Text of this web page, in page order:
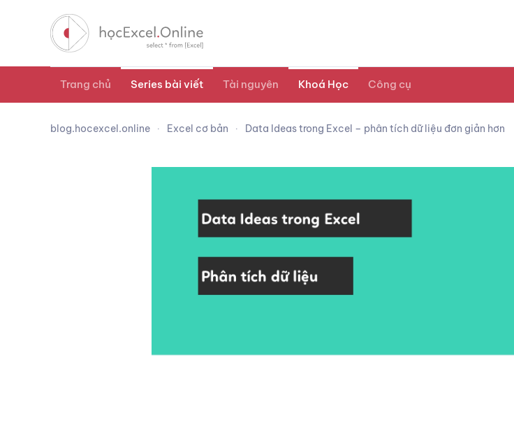
Trang chủ Series bài viết Tài nguyên Khoá Học Công cụ
blog.hocexcel.online Excel cơ bản Data Ideas trong Excel – phân tích dữ liệu đơn giản hơn